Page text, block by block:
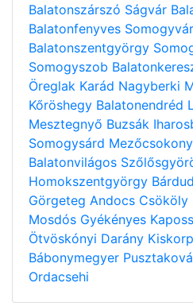
Balatonszárszó Ságvár
Balatonfenyves Somogyvár
Balatonszentgyörgy
Somogyszob
Öreglak Karád Nagyberki
Kőröshegy Balatonendréd
Mesztegnyő Buzsák
Somogysárd
Balatonvilágos
Homokszentgyörgy
Görgeteg Andocs Csököly
Mosdós Gyékényes
Ötvöskónyi Darány
Bábonymegyer
Ordacsehi